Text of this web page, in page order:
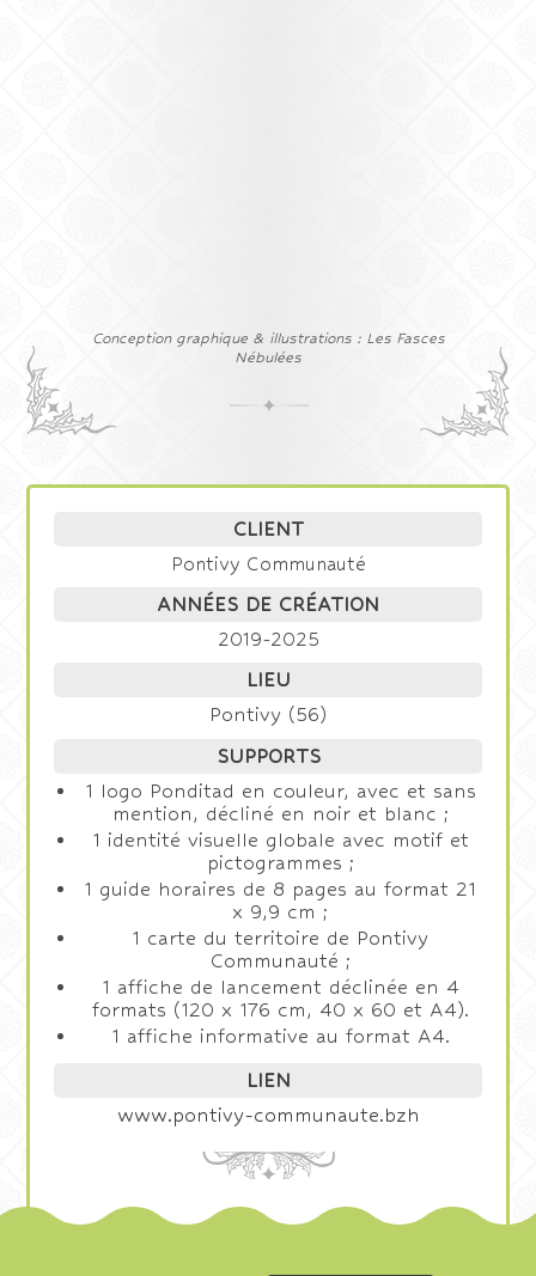
Conception graphique & illustrations : Les Fasces
Nébulées
CLIENT
Pontivy Communauté
ANNÉES DE CRÉATION
2019-2025
LIEU
Pontivy (56)
SUPPORTS
1 logo Ponditad en couleur, avec et sans
mention, décliné en noir et blanc ;
1 identité visuelle globale avec motif et
pictogrammes ;
1 guide horaires de 8 pages au format 21
x 9,9 cm ;
1 carte du territoire de Pontivy
Communauté ;
1 affiche de lancement déclinée en 4
formats (120 x 176 cm, 40 x 60 et A4).
1 affiche informative au format A4.
LIEN
www.pontivy-communaute.bzh